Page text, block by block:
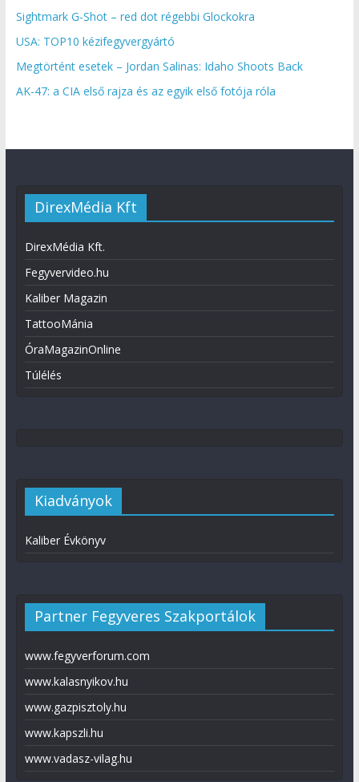
Sightmark G-Shot – red dot régebbi Glockokra
USA: TOP10 kézifegyvergyártó
Megtörtént esetek – Jordan Salinas: Idaho Shoots Back
AK-47: a CIA első rajza és az egyik első fotója róla
DirexMédia Kft
DirexMédia Kft.
Fegyvervideo.hu
Kaliber Magazin
TattooMánia
ÓraMagazinOnline
Túlélés
Kiadványok
Kaliber Évkönyv
Partner Fegyveres Szakportálok
www.fegyverforum.com
www.kalasnyikov.hu
www.gazpisztoly.hu
www.kapszli.hu
www.vadasz-vilag.hu